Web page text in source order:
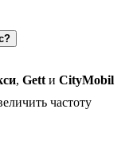
, Gett и CityMobil
частоту